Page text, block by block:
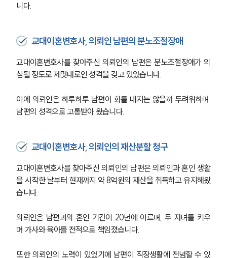
니다.
교대이혼변호사, 의뢰인 남편의 분노조절장애
교대이혼변호사를 찾아주신 의뢰인의 남편은 분노조절장애가 의
심될 정도로 제멋대로인 성격을 갖고 있었습니다.
이에 의뢰인은 하루하루 남편이 화를 내지는 않을까 두려워하며
남편의 성격으로 고통받아 왔습니다.
교대이혼변호사, 의뢰인의 재산분할 청구
교대이혼변호사를 찾아주신 의뢰인의 남편은 의뢰인과 혼인 생활
을 시작한 날부터 현재까지 약 8억원의 재산을 취득하고 유지해왔
습니다.
의뢰인은 남편과의 혼인 기간이 20년에 이르며, 두 자녀를 키우
며 가사와 육아를 전적으로 책임졌습니다.
또한 의뢰인의 노력이 있었기에 남편이 직장생활에 전념할 수 있